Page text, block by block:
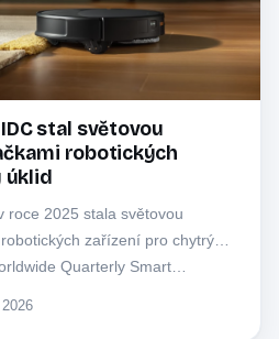
stal světovou
robotických
úklid
roce 2025 stala světovou
zařízení pro chytrý
Quarterly Smart…